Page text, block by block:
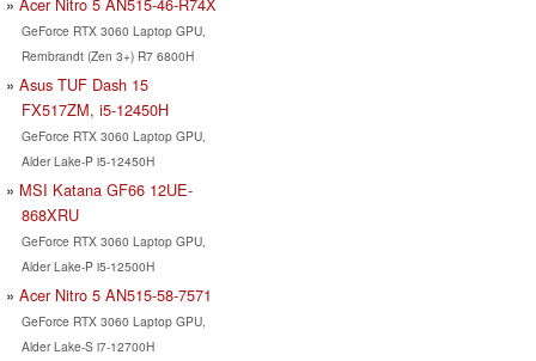
GeForce RTX 3060 Laptop GPU,
Rembrandt (Zen 3+) R7 6800H
Asus TUF Dash 15
FX517ZM, i5-12450H
GeForce RTX 3060 Laptop GPU,
Alder Lake-P i5-12450H
MSI Katana GF66 12UE-
868XRU
GeForce RTX 3060 Laptop GPU,
Alder Lake-P i5-12500H
Acer Nitro 5 AN515-58-7571
GeForce RTX 3060 Laptop GPU,
Alder Lake-S i7-12700H